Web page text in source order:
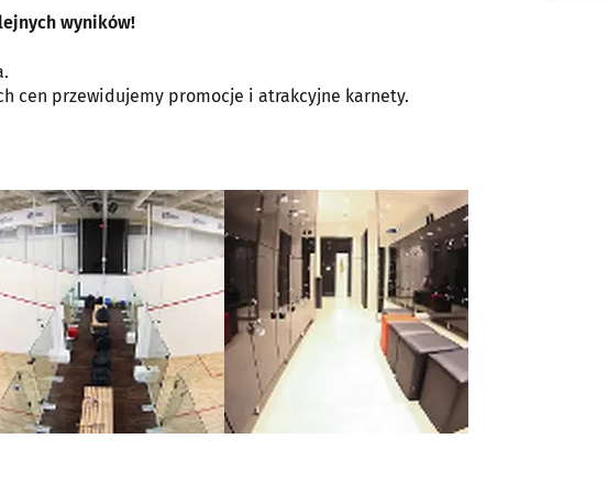
wyników!
cen przewidujemy promocje i atrakcyjne karnety.